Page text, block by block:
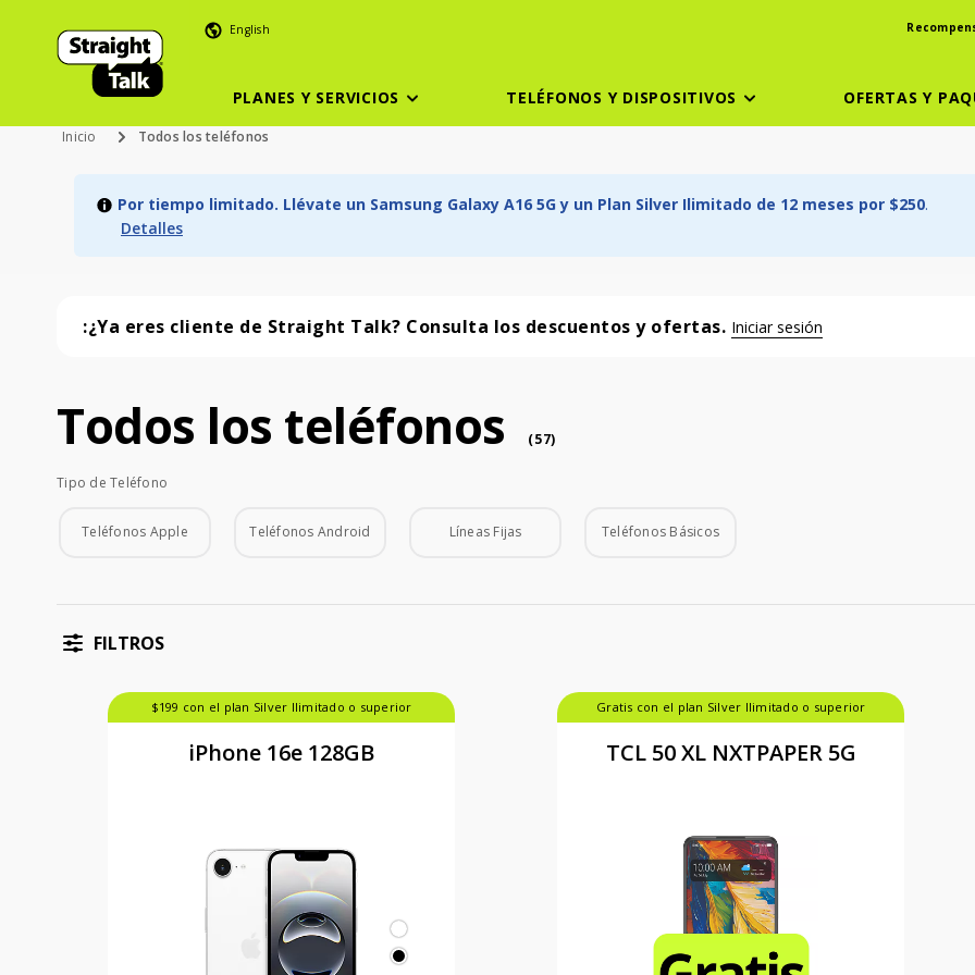
English
PLANES Y SERVICIOS TELÉFONOS Y DISPOSITIVOS OFERTAS Y
Inicio Todos los teléfonos
Por tiempo limitado. Llévate un Samsung Galaxy A16 5G y un Plan Silver Ilimitado de 12 meses por $250.
Detalles
:¿Ya eres cliente de Straight Talk? Consulta los descuentos y ofertas. Iniciar sesión
Todos los teléfonos (57 phone )
Todos los teléfonos (57)
Tipo de Teléfono
Tipo de Teléfono
Teléfonos Apple Teléfonos Android Líneas Fijas Teléfonos Básicos
FILTROS
$199 con el plan Silver Ilimitado o superior
iPhone 16e 128GB
Gratis con el plan Silver Ilimitado o superior
TCL 50 XL NXTPAPER 5G